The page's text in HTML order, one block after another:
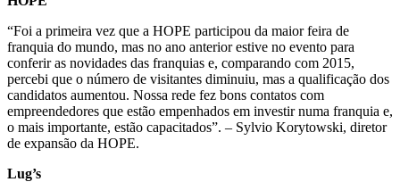
“Foi a primeira vez que a HOPE participou da maior feira de
franquia do mundo, mas no ano anterior estive no evento para
conferir as novidades das franquias e, comparando com 2015,
percebi que o número de visitantes diminuiu, mas a qualificação dos
candidatos aumentou. Nossa rede fez bons contatos com
empreendedores que estão empenhados em investir numa franquia e,
o mais importante, estão capacitados”. – Sylvio Korytowski, diretor
de expansão da HOPE.
Lug’s